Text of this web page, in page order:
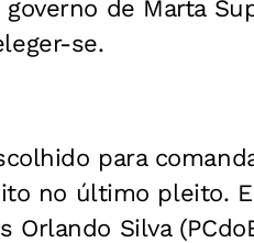
de Marta
se.
para
no último pleito.
Silva